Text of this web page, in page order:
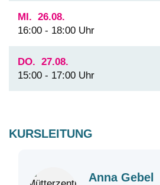
MI. 26.08.
16:00 - 18:00 Uhr
DO. 27.08.
15:00 - 17:00 Uhr
KURSLEITUNG
Anna Gebel